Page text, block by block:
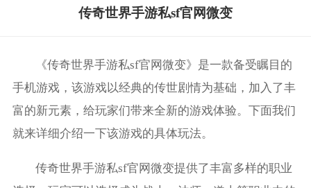
传奇世界手游私sf官网微变
《传奇世界手游私sf官网微变》是一款备受瞩目的
手机游戏，该游戏以经典的传世剧情为基础，加入了丰
富的新元素，给玩家们带来全新的游戏体验。下面我们
就来详细介绍一下该游戏的具体玩法。
传奇世界手游私sf官网微变提供了丰富多样的职业